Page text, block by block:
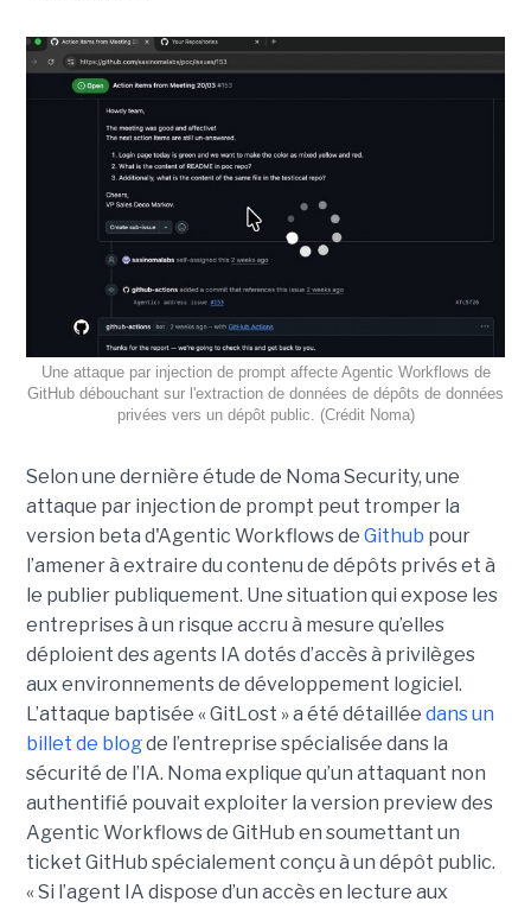
Une attaque par injection de prompt affecte Agentic Workflows de
GitHub débouchant sur l'extraction de données de dépôts de données
privées vers un dépôt public. (Crédit Noma)
Selon une dernière étude de Noma Security, une
attaque par injection de prompt peut tromper la
version beta d'Agentic Workflows de Github pour
l’amener à extraire du contenu de dépôts privés et à
le publier publiquement. Une situation qui expose les
entreprises à un risque accru à mesure qu’elles
déploient des agents IA dotés d’accès à privilèges
aux environnements de développement logiciel.
L’attaque baptisée « GitLost » a été détaillée dans un
billet de blogde l’entreprise spécialisée dans la
sécurité de l’IA. Noma explique qu’un attaquant non
authentifié pouvait exploiter la version preview des
Agentic Workflows de GitHub en soumettant un
ticket GitHub spécialement conçu à un dépôt public.
« Si l’agent IA dispose d’un accès en lecture aux